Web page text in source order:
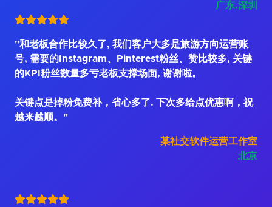
广东.深圳
"和老板合作比较久了, 我们客户大多是旅游方向运营账
号, 需要的Instagram、Pinterest粉丝、赞比较多, 关键
的KPI粉丝数量多亏老板支撑场面, 谢谢啦。
关键点是掉粉免费补，省心多了. 下次多给点优惠啊，祝
越来越顺。"
某社交软件运营工作室
北京